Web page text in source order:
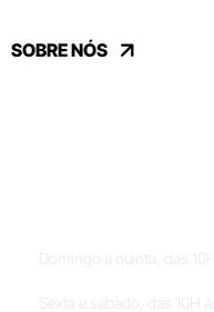
SOBRE NÓS